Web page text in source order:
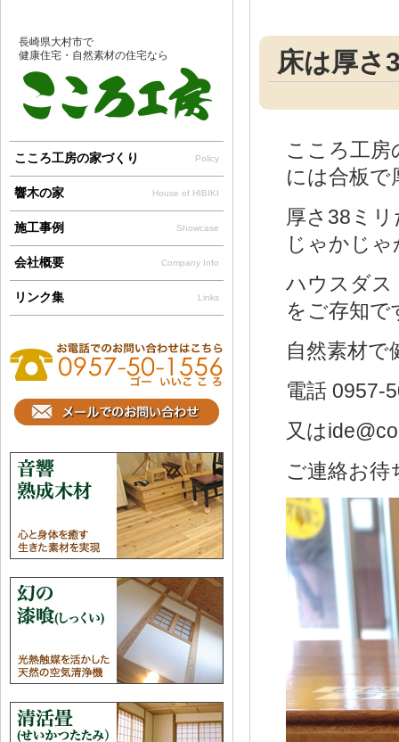
床は厚さ
こころ工房
には合板で
厚さ38ミ
じゃかじ
ハウスダス
をご存知で
自然素材
電話 0957-
又は
ご連絡お
長崎県大村市で
健康住宅・自然素材の住宅なら
こころ工房の家づくり Policy
響木の家 House of HIBIKI
施工事例 Showcase
会社概要 Company Info
リンク集 Links